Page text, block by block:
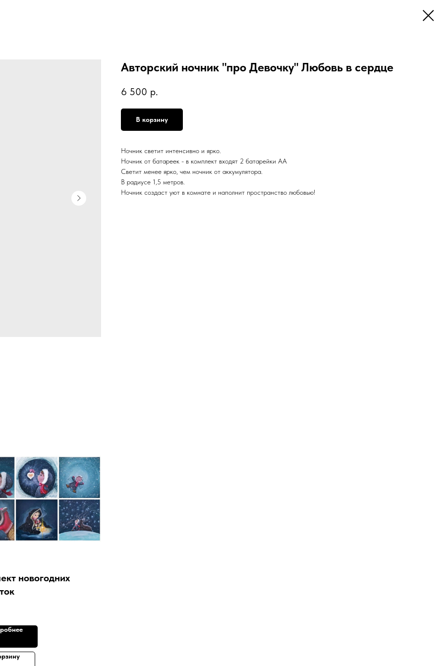
Авторский ночник "про Девочку" Любовь в сердце
6 500 р.
В корзину
Ночник светит интенсивно и ярко.
Ночник от батареек - в комплект входят 2 батарейки АА
Светит менее ярко, чем ночник от аккумулятора.
В радиусе 1,5 метров.
Ночник создаст уют в комнате и наполнит пространство любовью!
новогодних